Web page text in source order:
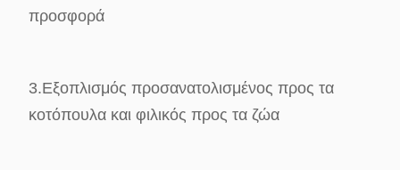
προσφορά
3.Εξοπλισμός προσανατολισμένος προς τα
κοτόπουλα και φιλικός προς τα ζώα